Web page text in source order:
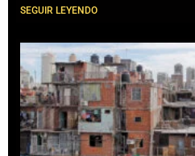
SEGUIR LEYENDO